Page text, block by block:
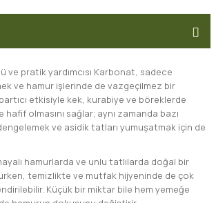
ve pratik yardımcısı Karbonat, sadece
ve hamur işlerinde de vazgeçilmez bir
etkisiyle kek, kurabiye ve böreklerde
olmasını sağlar; aynı zamanda bazı
ve asidik tatları yumuşatmak için de
hamurlarda ve unlu tatlılarda doğal bir
temizlikte ve mutfak hijyeninde de çok
Küçük bir miktar bile hem yemeğe